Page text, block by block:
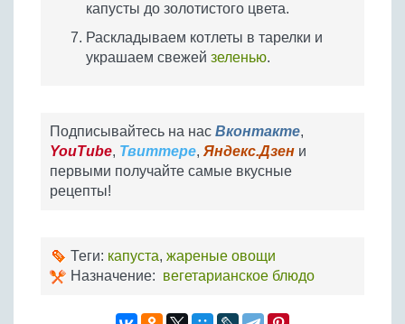
капусты до золотистого цвета.
Раскладываем котлеты в тарелки и
украшаем свежей зеленью.
Подписывайтесь на нас Вконтакте,
YouTube, Твиттере, Яндекс.Дзен и
первыми получайте самые вкусные
рецепты!
Теги: капуста, жареные овощи
Назначение: вегетарианское блюдо